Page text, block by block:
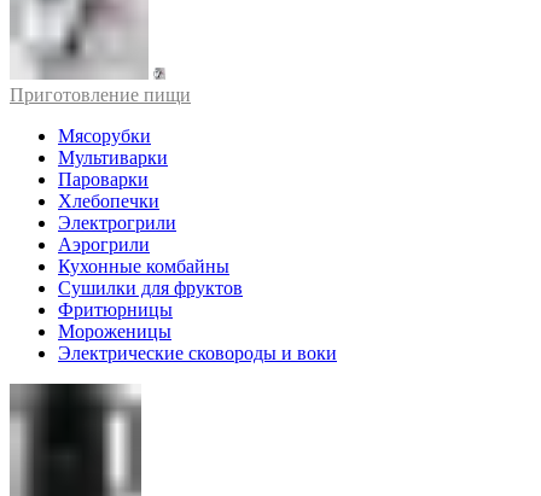
Приготовление пищи
Мясорубки
Мультиварки
Пароварки
Хлебопечки
Электрогрили
Аэрогрили
Кухонные комбайны
Сушилки для фруктов
Фритюрницы
Мороженицы
Электрические сковороды и воки